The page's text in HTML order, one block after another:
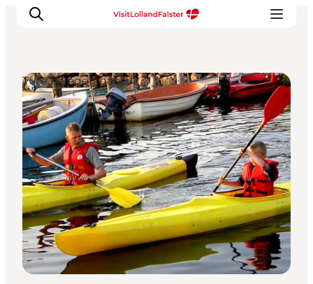
Oplevelser
I naturen
For børn
Kultur
Gastronomi
Planlæg din ferie
Ture på egen hånd